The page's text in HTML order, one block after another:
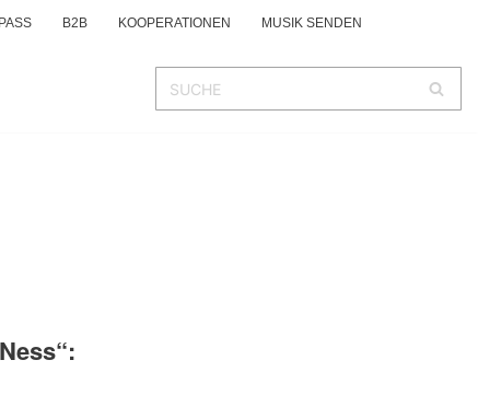
B2B KOOPERATIONEN MUSIK SENDEN